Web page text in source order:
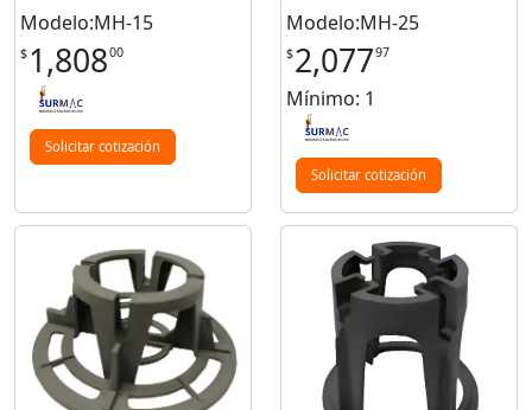
Modelo:MH-15
$ 1,80800
Solicitar cotización
Modelo:MH-25
$2,07797
Mínimo: 1
Solicitar cotización